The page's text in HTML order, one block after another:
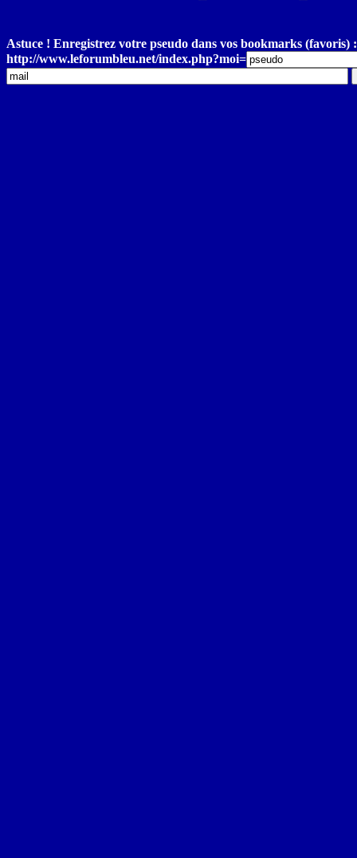
Astuce ! Enregistrez votre pseudo dans vos bookmarks (favoris) :
http://www.leforumbleu.net/index.php?moi=